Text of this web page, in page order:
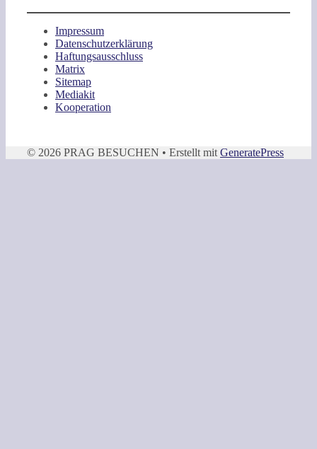
Impressum
Datenschutzerklärung
Haftungsausschluss
Matrix
Sitemap
Mediakit
Kooperation
© 2026 PRAG BESUCHEN • Erstellt mit GeneratePress